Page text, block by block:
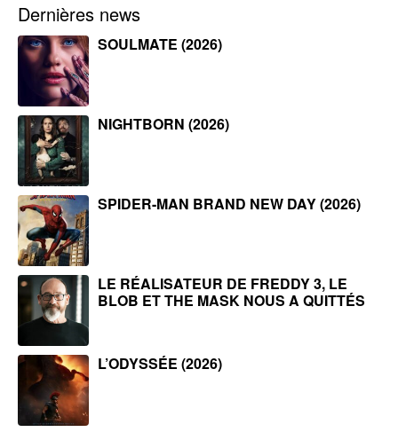
Dernières news
SOULMATE (2026)
NIGHTBORN (2026)
SPIDER-MAN BRAND NEW DAY (2026)
LE RÉALISATEUR DE FREDDY 3, LE
BLOB ET THE MASK NOUS A QUITTÉS
L’ODYSSÉE (2026)